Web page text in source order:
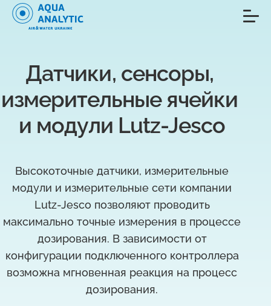
Датчики, сенсоры,
измерительные ячейки
и модули Lutz-Jesco
Высокоточные датчики, измерительные
модули и измерительные сети компании
Lutz-Jesco позволяют проводить
максимально точные измерения в процессе
дозирования. В зависимости от
конфигурации подключенного контроллера
возможна мгновенная реакция на процесс
дозирования.